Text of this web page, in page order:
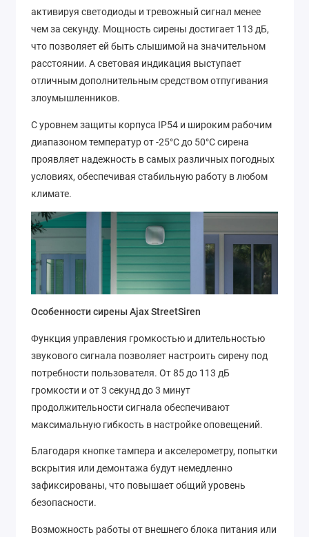
активируя светодиоды и тревожный сигнал менее
чем за секунду. Мощность сирены достигает 113 дБ,
что позволяет ей быть слышимой на значительном
расстоянии. А световая индикация выступает
отличным дополнительным средством отпугивания
злоумышленников.
С уровнем защиты корпуса IP54 и широким рабочим
диапазоном температур от -25°C до 50°C сирена
проявляет надежность в самых различных погодных
условиях, обеспечивая стабильную работу в любом
климате.
Особенности сирены Ajax StreetSiren
Функция управления громкостью и длительностью
звукового сигнала позволяет настроить сирену под
потребности пользователя. От 85 до 113 дБ
громкости и от 3 секунд до 3 минут
продолжительности сигнала обеспечивают
максимальную гибкость в настройке оповещений.
Благодаря кнопке тампера и акселерометру, попытки
вскрытия или демонтажа будут немедленно
зафиксированы, что повышает общий уровень
безопасности.
Возможность работы от внешнего блока питания или